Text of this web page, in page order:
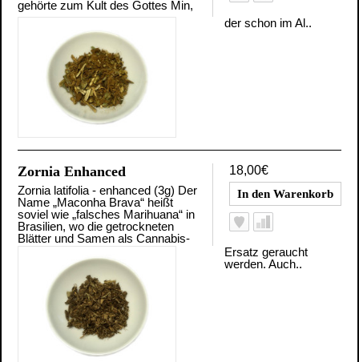
gehörte zum Kult des Gottes Min,
der schon im Al..
18,00€
Zornia Enhanced
Zornia latifolia - enhanced (3g) Der
Name „Maconha Brava“ heißt
soviel wie „falsches Marihuana“ in
Brasilien, wo die getrockneten
Blätter und Samen als Cannabis-
Ersatz geraucht
werden. Auch..